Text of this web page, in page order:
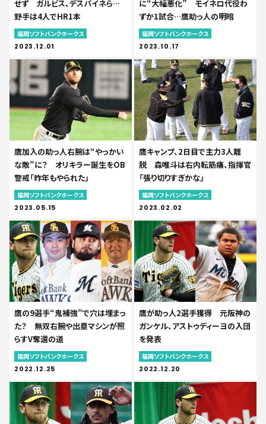
せず ガルビス、デスパイネら…
野手は4人でHR1本
福岡ソフトバンクホークス
2023.12.01
に“大幅悪化” モイネロ代役わ
ずか1試合…鷹助っ人の明暗
福岡ソフトバンクホークス
2023.10.17
鷹加入の助っ人右腕は“やっかい
な敵”に？ オリキラー誕生をOB
警戒「昨年もやられた」
福岡ソフトバンクホークス
2023.05.15
鷹キャンプ、2日目で主力3人離
脱 森唯斗は右内転筋痛、指揮官
「張り切りすぎかな」
福岡ソフトバンクホークス
2023.02.02
鷹の9選手“鬼補強”で穴は埋まっ
た？ 無双右腕や出塁マシンが照
らすV奪還の道
福岡ソフトバンクホークス
2022.12.25
鷹が助っ人2選手獲得 元阪神の
ガンケル、アストゥディーヨの入団
を発表
福岡ソフトバンクホークス
2022.12.20